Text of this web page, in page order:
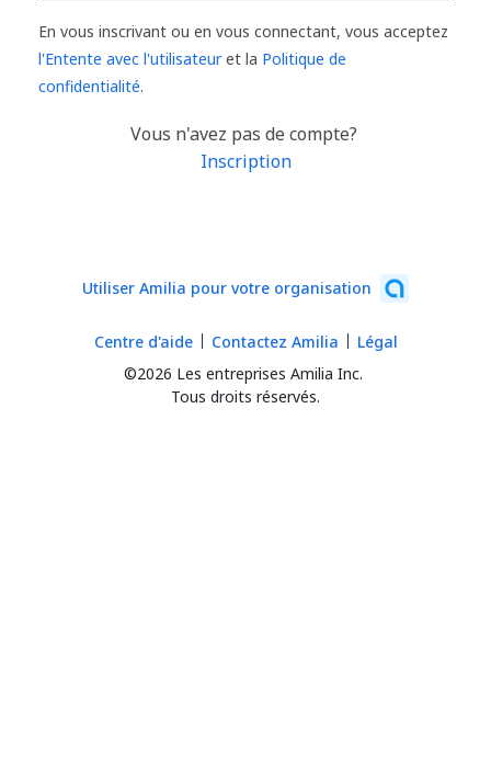
En vous inscrivant ou en vous connectant, vous acceptez
l'Entente avec l'utilisateuret la Politique de
confidentialité.
Vous n'avez pas de compte?
Inscription
Utiliser Amilia pour votre organisation
©2026 Les entreprises Amilia Inc.
Tous droits réservés.
Centre d'aide Contactez Amilia Légal